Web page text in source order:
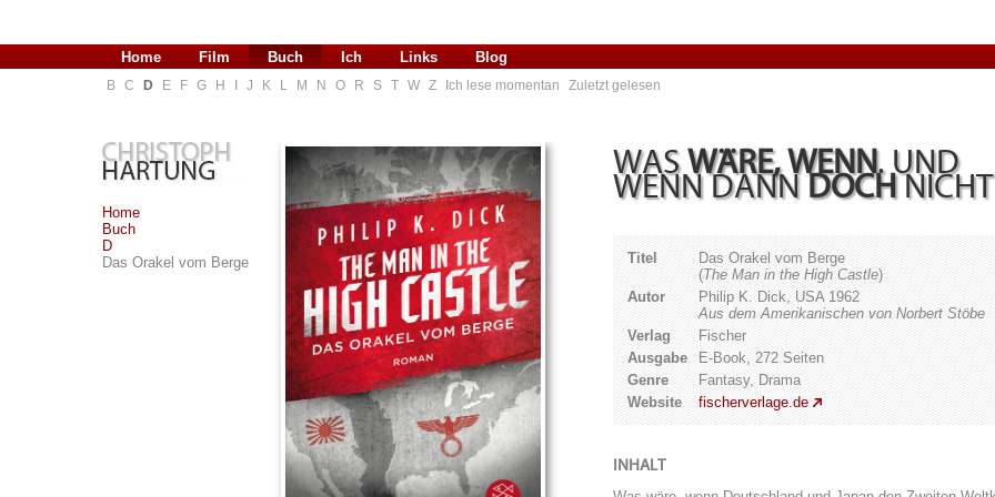
Home Film Buch Ich Links Blog
B C D E F G H J K L M N O R S T W Z Ich lese momentan Zuletzt gelesen
Home
Buch
D
Das Orakel vom Berge
WAS WÄRE, WENN. UND
WENN DANN DOCH
Titel
Das Orakel vom Berge
(The Man in the High Castle)
Autor
Philip K. Dick, USA 1962
Aus dem Amerikanischen von Norbert Stöbe
Verlag
Fischer
Ausgabe
E-Book, 272 Seiten
Genre
Fantasy, Drama
Website
fischerverlage.de
INHALT